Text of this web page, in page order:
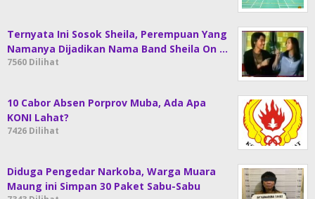
Ternyata Ini Sosok Sheila, Perempuan Yang
Namanya Dijadikan Nama Band Sheila On …
7560 Dilihat
10 Cabor Absen Porprov Muba, Ada Apa
KONI Lahat?
7426 Dilihat
Diduga Pengedar Narkoba, Warga Muara
Maung ini Simpan 30 Paket Sabu-Sabu